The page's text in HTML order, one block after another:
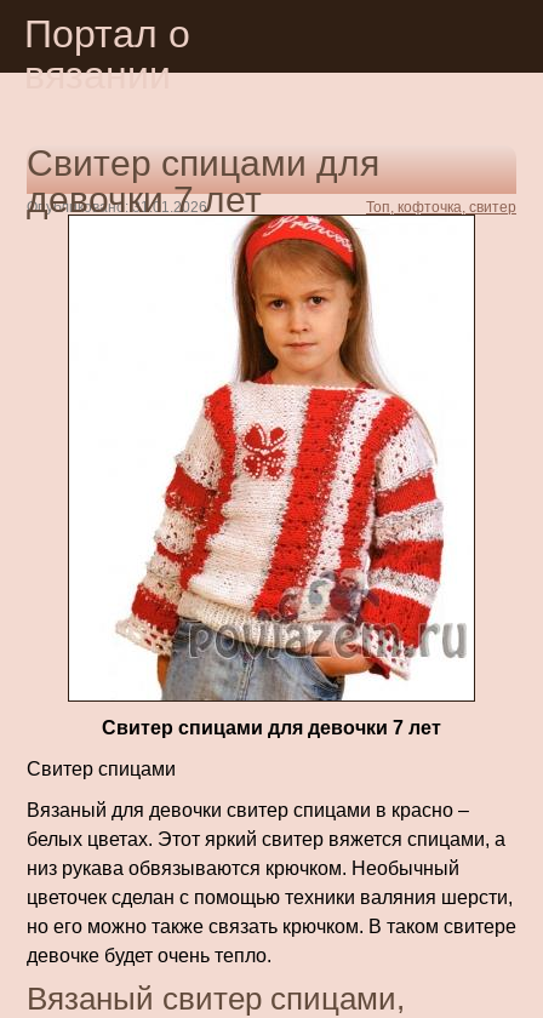
Портал о
вязании
Свитер спицами для
девочки 7 лет
Опубликовано: 31.01.2026 Топ, кофточка, свитер
Свитер спицами для девочки 7 лет
Свитер спицами
Вязаный для девочки свитер спицами в красно –
белых цветах. Этот яркий свитер вяжется спицами, а
низ рукава обвязываются крючком. Необычный
цветочек сделан с помощью техники валяния шерсти,
но его можно также связать крючком. В таком свитере
девочке будет очень тепло.
Вязаный свитер спицами,